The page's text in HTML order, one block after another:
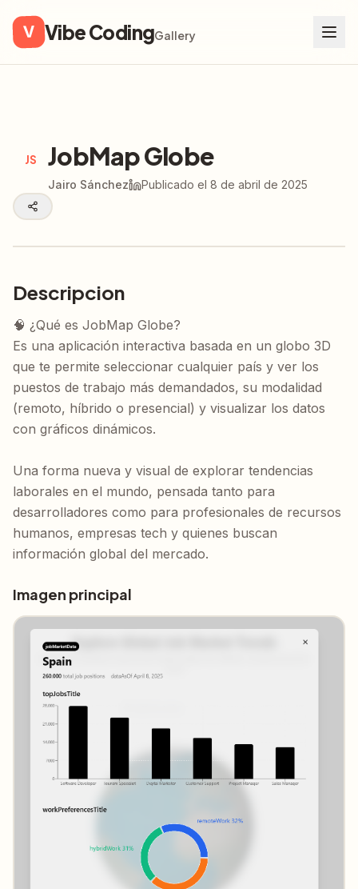
V Vibe CodingGallery
JS JobMap Globe
Jairo Sánchez Publicado el 8 de abril de 2025
Descripcion
🧠 ¿Qué es JobMap Globe?
Es una aplicación interactiva basada en un globo 3D
que te permite seleccionar cualquier país y ver los
puestos de trabajo más demandados, su modalidad
(remoto, híbrido o presencial) y visualizar los datos
con gráficos dinámicos.
Una forma nueva y visual de explorar tendencias
laborales en el mundo, pensada tanto para
desarrolladores como para profesionales de recursos
humanos, empresas tech y quienes buscan
información global del mercado.
Imagen principal